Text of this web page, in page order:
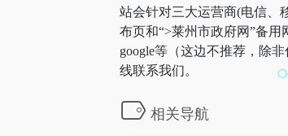
站会针对三大运营商(电信、
布页和“>莱州市政府网”备
google等（这边不推荐，除
线联系我们。
相关导航